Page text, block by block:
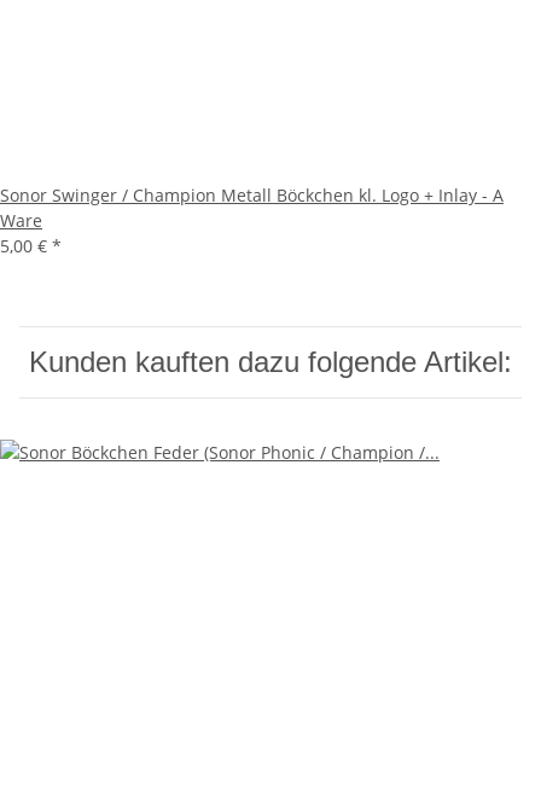
Sonor Swinger / Champion Metall Böckchen kl. Logo + Inlay - A
Ware
5,00 € *
Kunden kauften dazu folgende Artikel: